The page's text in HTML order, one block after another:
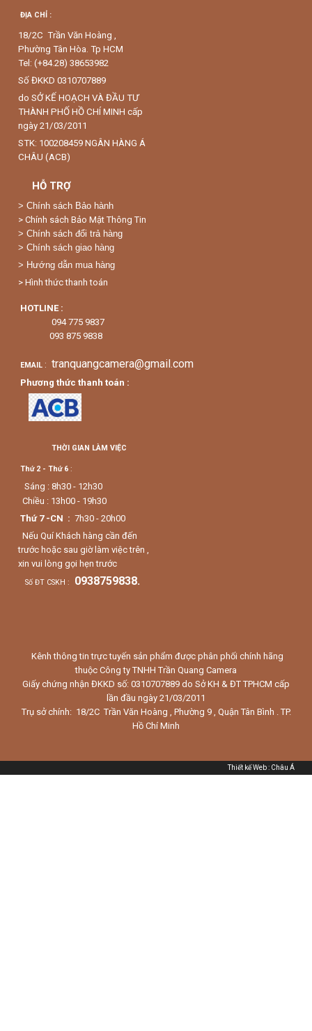
ĐỊA CHỈ :
18/2C Trần Văn Hoàng ,
Phường Tân Hòa. Tp HCM
Tel: (+84.28) 38653982
Số ĐKKD 0310707889
do SỞ KẾ HOẠCH VÀ ĐẦU TƯ
THÀNH PHỐ HỒ CHÍ MINH cấp
ngày 21/03/2011
STK: 100208459 NGÂN HÀNG Á
CHÂU (ACB)
HỖ TRỢ
> Chính sách Bảo hành
> Chính sách Bảo Mật Thông Tin
> Chính sách đổi trả hàng
> Chính sách giao hàng
> Hướng dẫn mua hàng
> Hình thức thanh toán
HOTLINE :
094 775 9837
093 875 9838
EMAIL : tranquangcamera@gmail.com
Phương thức thanh toán :
THỜI GIAN LÀM VIỆC
Thứ 2 - Thứ 6 :
Sáng : 8h30 - 12h30
Chiều : 13h00 - 19h30
Thứ 7 -CN : 7h30 - 20h00
Nếu Quí Khách hàng cần đến
trước hoặc sau giờ làm việc trên ,
xin vui lòng gọi hẹn trước
Số ĐT CSKH : 0938759838.
Kênh thông tin trực tuyến sản phẩm được phân phối chính hãng
thuộc Công ty TNHH Trần Quang Camera
Giấy chứng nhận ĐKKD số: 0310707889 do Sở KH & ĐT TPHCM cấp
lần đầu ngày 21/03/2011
Trụ sở chính: 18/2C Trần Văn Hoàng , Phường 9 , Quận Tân Bình . TP.
Hồ Chí Minh
Thiết kế Web: Châu Á